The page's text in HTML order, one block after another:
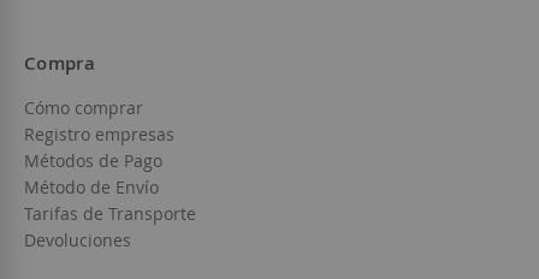
Compra
Cómo comprar
Registro empresas
Métodos de Pago
Método de Envío
Tarifas de Transporte
Devoluciones